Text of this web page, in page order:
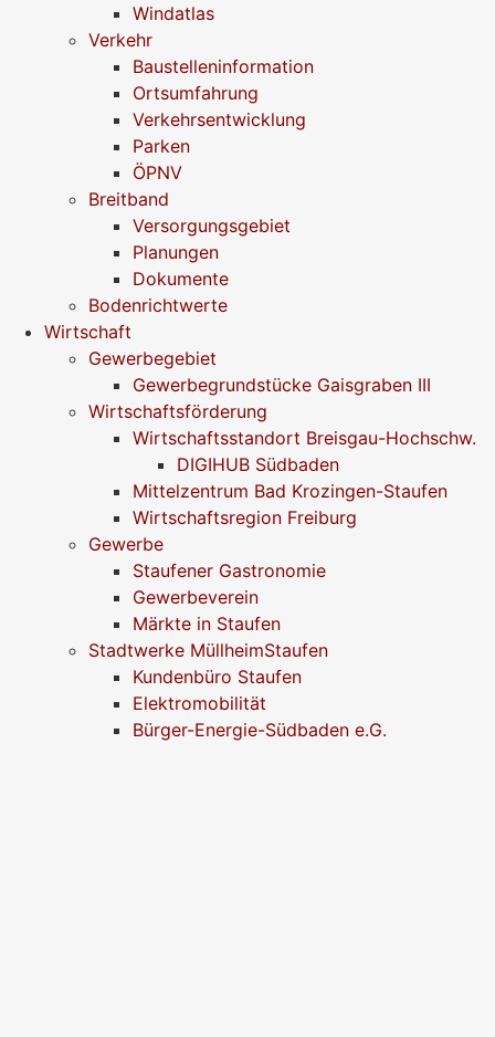
Windatlas
Verkehr
Baustelleninformation
Ortsumfahrung
Verkehrsentwicklung
Parken
ÖPNV
Breitband
Versorgungsgebiet
Planungen
Dokumente
Bodenrichtwerte
Wirtschaft
Gewerbegebiet
Gewerbegrundstücke Gaisgraben III
Wirtschaftsförderung
Wirtschaftsstandort Breisgau-Hochschw.
DIGIHUB Südbaden
Mittelzentrum Bad Krozingen-Staufen
Wirtschaftsregion Freiburg
Gewerbe
Staufener Gastronomie
Gewerbeverein
Märkte in Staufen
Stadtwerke MüllheimStaufen
Kundenbüro Staufen
Elektromobilität
Bürger-Energie-Südbaden e.G.